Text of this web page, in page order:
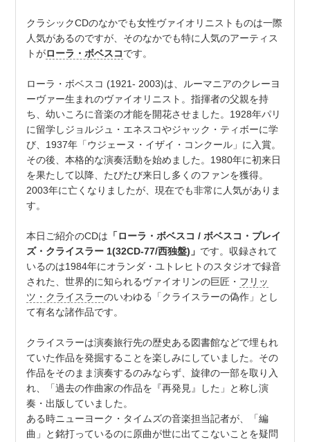
クラシックCDのなかでも女性ヴァイオリニストものは一際
人気があるのですが、そのなかでも特に人気のアーティス
トがローラ・ボベスコです。
ローラ・ボベスコ (1921- 2003)は、ルーマニアのクレーヨ
ーヴァー生まれのヴァイオリニスト。指揮者の父親を持
ち、幼いころに音楽の才能を開花させました。1928年パリ
に留学しジョルジュ・エネスコやジャック・ティボーに学
び、1937年「ウジェーヌ・イザイ・コンクール」に入賞。
その後、本格的な演奏活動を始めました。1980年に初来日
を果たして以降、たびたび来日し多くのファンを獲得。
2003年に亡くなりましたが、現在でも非常に人気がありま
す。
本日ご紹介のCDは 「ローラ・ボベスコ / ボベスコ・プレイ
ズ・クライスラー 1(32CD-77/西独盤)」 です。収録されて
いるのは1984年にオランダ・ユトレヒトのスタジオで録音
された、世界的に知られるヴァイオリンの巨匠・ フリッ
ツ・クライスラーのいわゆる「クライスラーの偽作」とし
て有名な諸作品です。
クライスラーは演奏旅行先の歴史ある図書館などで埋もれ
ていた作品を発掘することを楽しみにしていました。その
作品をそのまま演奏するのみならず、旋律の一部を取り入
れ、「過去の作曲家の作品を『再発見』した」と称し演
奏・出版していました。
ある時ニューヨーク・タイムズの音楽担当記者が、「編
曲」と銘打っているのに原曲が世に出てこないことを疑問